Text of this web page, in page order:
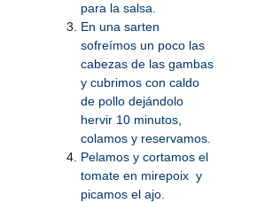
para la salsa.
En una sarten
sofreímos un poco las
cabezas de las gambas
y cubrimos con caldo
de pollo dejándolo
hervir 10 minutos,
colamos y reservamos.
Pelamos y cortamos el
tomate en mirepoix y
picamos el ajo.